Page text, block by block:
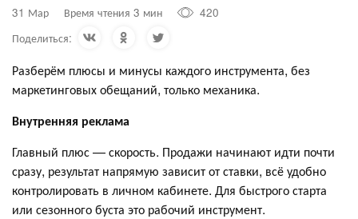
31 Мар Время чтения 3 мин
420
Поделиться:
Разберём плюсы и минусы каждого инструмента, без
маркетинговых обещаний, только механика.
Внутренняя реклама
Главный плюс — скорость. Продажи начинают идти почти
сразу, результат напрямую зависит от ставки, всё удобно
контролировать в личном кабинете. Для быстрого старта
или сезонного буста это рабочий инструмент.